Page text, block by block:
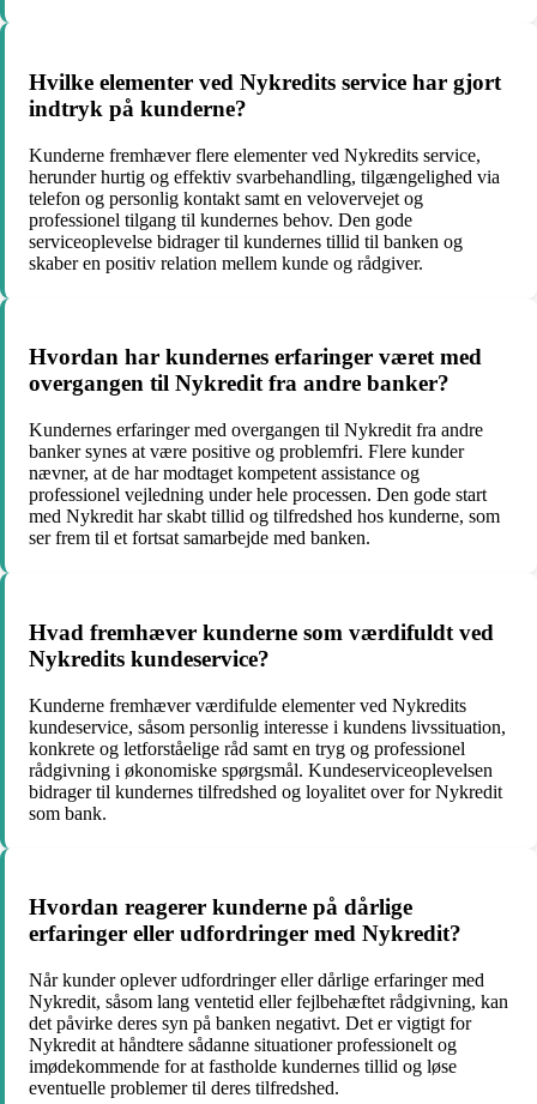
Hvilke elementer ved Nykredits service har gjort
indtryk på kunderne?
Kunderne fremhæver flere elementer ved Nykredits service,
herunder hurtig og effektiv svarbehandling, tilgængelighed via
telefon og personlig kontakt samt en velovervejet og
professionel tilgang til kundernes behov. Den gode
serviceoplevelse bidrager til kundernes tillid til banken og
skaber en positiv relation mellem kunde og rådgiver.
Hvordan har kundernes erfaringer været med
overgangen til Nykredit fra andre banker?
Kundernes erfaringer med overgangen til Nykredit fra andre
banker synes at være positive og problemfri. Flere kunder
nævner, at de har modtaget kompetent assistance og
professionel vejledning under hele processen. Den gode start
med Nykredit har skabt tillid og tilfredshed hos kunderne, som
ser frem til et fortsat samarbejde med banken.
Hvad fremhæver kunderne som værdifuldt ved
Nykredits kundeservice?
Kunderne fremhæver værdifulde elementer ved Nykredits
kundeservice, såsom personlig interesse i kundens livssituation,
konkrete og letforståelige råd samt en tryg og professionel
rådgivning i økonomiske spørgsmål. Kundeserviceoplevelsen
bidrager til kundernes tilfredshed og loyalitet over for Nykredit
som bank.
Hvordan reagerer kunderne på dårlige
erfaringer eller udfordringer med Nykredit?
Når kunder oplever udfordringer eller dårlige erfaringer med
Nykredit, såsom lang ventetid eller fejlbehæftet rådgivning, kan
det påvirke deres syn på banken negativt. Det er vigtigt for
Nykredit at håndtere sådanne situationer professionelt og
imødekommende for at fastholde kundernes tillid og løse
eventuelle problemer til deres tilfredshed.